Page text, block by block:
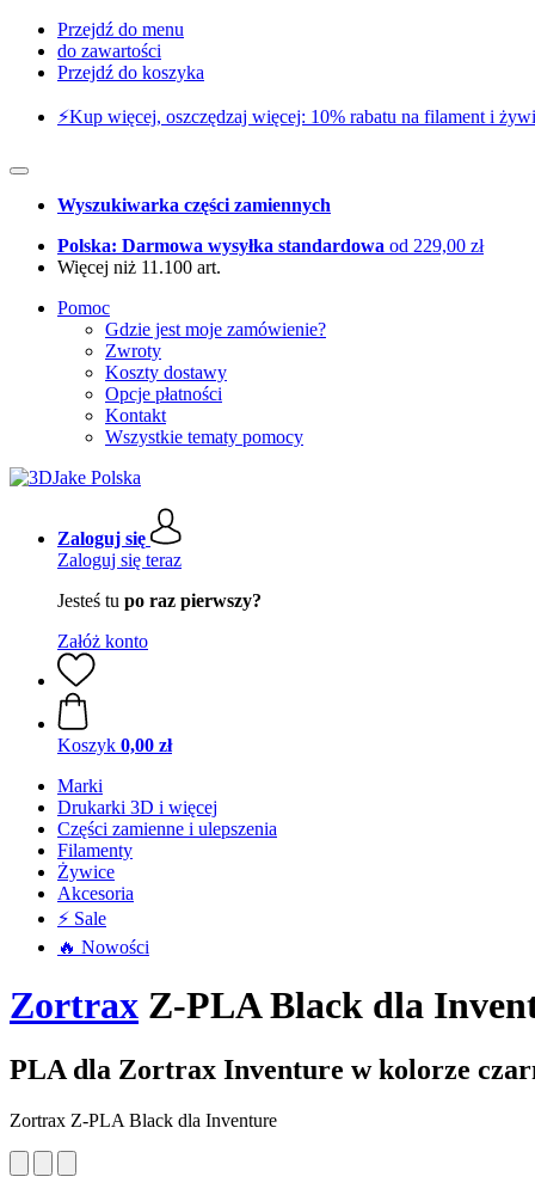
Przejdź do menu
do zawartości
Przejdź do koszyka
⚡️Kup więcej, oszczędzaj więcej: 10% rabatu na filament i
Wyszukiwarka części zamiennych
Polska: Darmowa wysyłka standardowa od 229,00 zł
Więcej niż 11.100 art.
Pomoc
Gdzie jest moje zamówienie?
Zwroty
Koszty dostawy
Opcje płatności
Kontakt
Wszystkie tematy pomocy
Zaloguj się
Zaloguj się teraz
Jesteś tu po raz pierwszy?
Załóż konto
Koszyk 0,00 zł
Marki
Drukarki 3D i więcej
Części zamienne i ulepszenia
Filamenty
Żywice
Akcesoria
⚡ Sale
🔥 Nowości
Zortrax Z-PLA Black dla
PLA dla Zortrax Inventure w kolorze
Zortrax Z-PLA Black dla Inventure